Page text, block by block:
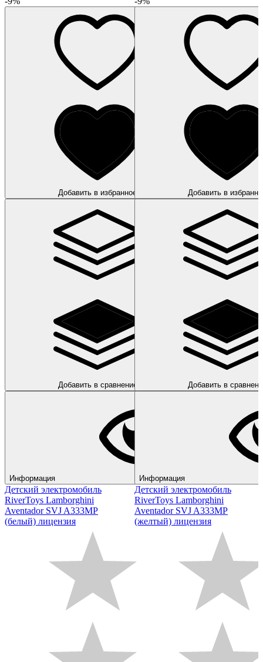
Добавить в избранное
Добавить в сравнение
Информация
Детский электромобиль
RiverToys Lamborghini
Aventador SVJ A333MP
(белый) лицензия
Добавить в
Добавить в
Информация
Детский электромобиль
RiverToys Lamborghini
Aventador SVJ A333MP
(желтый) лицензия